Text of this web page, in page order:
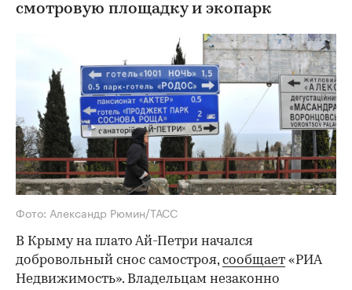
смотровую площадку и экопарк
Фото: Александр Рюмин/ТАСС
В Крыму на плато Ай-Петри начался
добровольный снос самостроя,сообщает «РИА
Недвижимость». Владельцам незаконно